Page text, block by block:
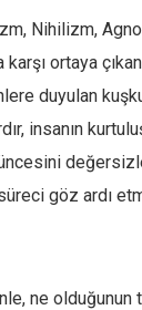
Nihilizm,
ortaya
duyulan
insanın
göz ardı
ne